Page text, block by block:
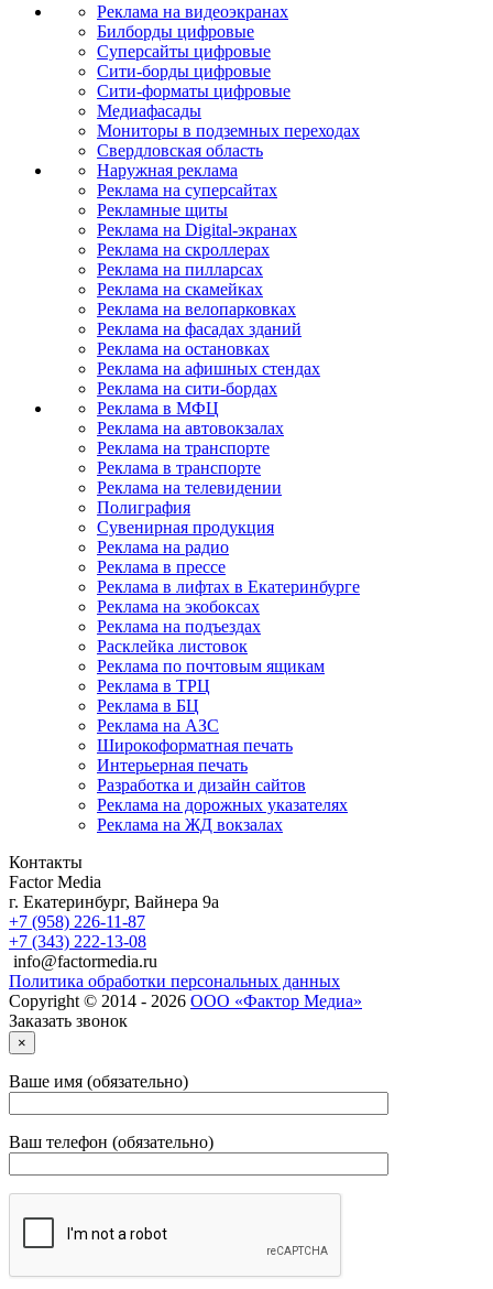
Реклама на видеоэкранах
Билборды цифровые
Суперсайты цифровые
Сити-борды цифровые
Сити-форматы цифровые
Медиафасады
Мониторы в подземных переходах
Свердловская область
Наружная реклама
Реклама на суперсайтах
Рекламные щиты
Реклама на Digital-экранах
Реклама на скроллерах
Реклама на пилларсах
Реклама на скамейках
Реклама на велопарковках
Реклама на фасадах зданий
Реклама на остановках
Реклама на афишных стендах
Реклама на сити-бордах
Реклама в МФЦ
Реклама на автовокзалах
Реклама на транспорте
Реклама в транспорте
Реклама на телевидении
Полиграфия
Сувенирная продукция
Реклама на радио
Реклама в прессе
Реклама в лифтах в Екатеринбурге
Реклама на экобоксах
Реклама на подъездах
Расклейка листовок
Реклама по почтовым ящикам
Реклама в ТРЦ
Реклама в БЦ
Реклама на АЗС
Широкоформатная печать
Интерьерная печать
Разработка и дизайн сайтов
Реклама на дорожных указателях
Реклама на ЖД вокзалах
Контакты
Factor Media
г. Екатеринбург, Вайнера 9а
+7 (958) 226-11-87
+7 (343) 222-13-08
info@factormedia.ru
Политика обработки персональных данных
Copyright © 2014 - 2026 ООО «Фактор Медиа»
Заказать звонок
×
Ваше имя (обязательно)
Ваш телефон (обязательно)